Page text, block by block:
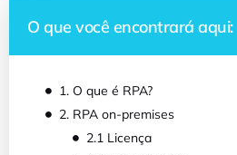
O que você encontrará aqui:
1. O que é RPA?
2. RPA on-premises
2.1 Licença